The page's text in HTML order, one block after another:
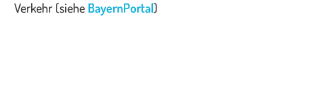
Verkehr (siehe BayernPortal)